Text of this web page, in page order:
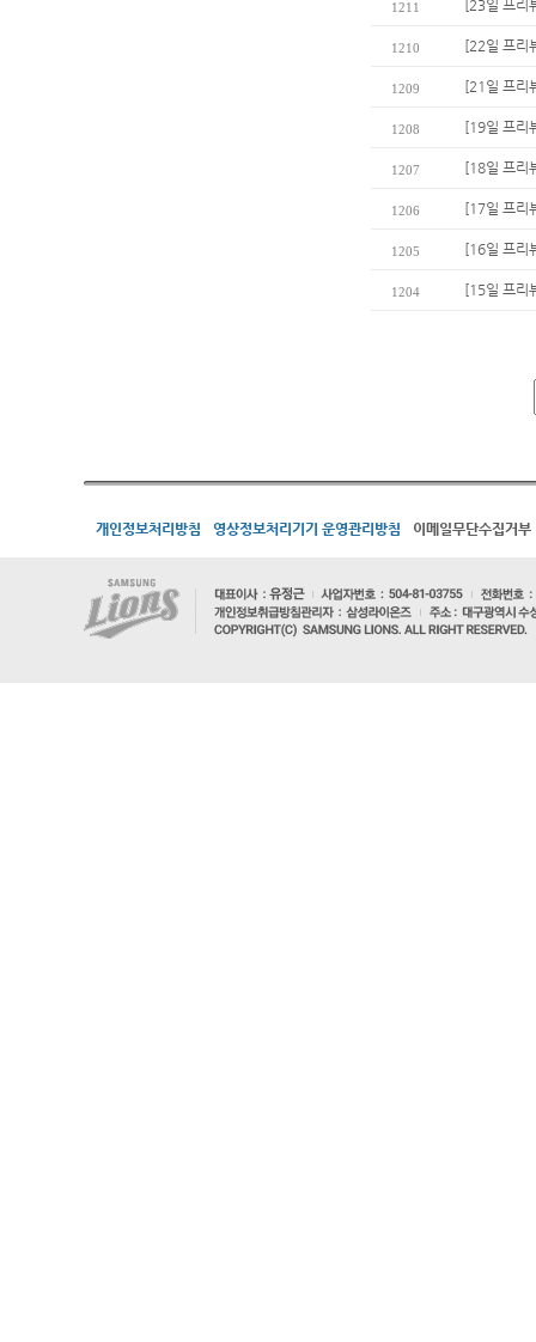
1211 [23일 프
1210 [22일 프리
1209 [21일 프리
1208 [19일 프리
1207 [18일 프리
1206 [17일 프리
1205 [16일 프리
1204 [15일 프리
개인정보처리방침 영상정보처리기기 운영관리방침 이메일무단수집거부